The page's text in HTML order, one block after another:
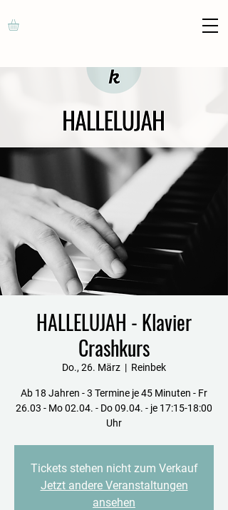
HALLELUJAH - Klavier
Crashkurs
Do., 26. März
  |
Reinbek
Ab 18 Jahren - 3 Termine je 45 Minuten - Fr
26.03 - Mo 02.04. - Do 09.04. - je 17:15-18:00
Uhr
Tickets stehen nicht zum Verkauf
Jetzt andere Veranstaltungen
ansehen